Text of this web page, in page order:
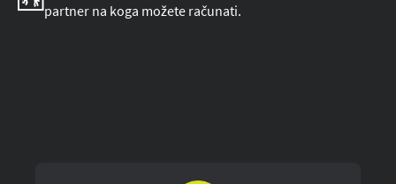
partner na koga možete računati.